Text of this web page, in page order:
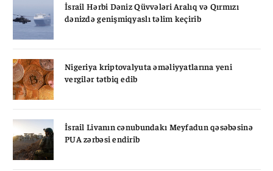
İsrail Hərbi Dəniz Qüvvələri Aralıq və Qırmızı
dənizdə genişmiqyaslı təlim keçirib
Nigeriya kriptovalyuta əməliyyatlarına yeni
vergilər tətbiq edib
İsrail Livanın cənubundakı Meyfadun qəsəbəsinə
PUA zərbəsi endirib